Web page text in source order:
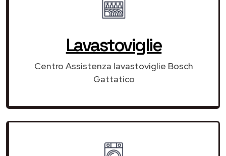
Lavastoviglie
Centro Assistenza lavastoviglie Bosch
Gattatico